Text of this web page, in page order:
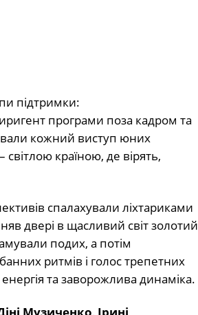
підтримки:
програми поза кадром та
кожний виступ юних
країною, де вірять,
спалахували ліхтариками
двері в щасливий світ золотий
подих, а потім
ритмів і голос трепетних
та заворожлива динаміка.